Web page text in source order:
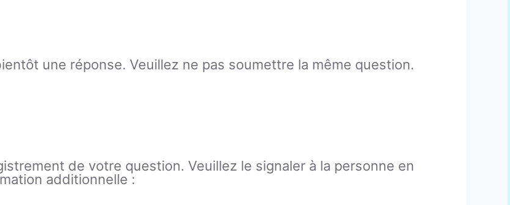
une réponse. Veuillez ne pas soumettre la même question.
de votre question. Veuillez le signaler à la personne en
additionnelle :